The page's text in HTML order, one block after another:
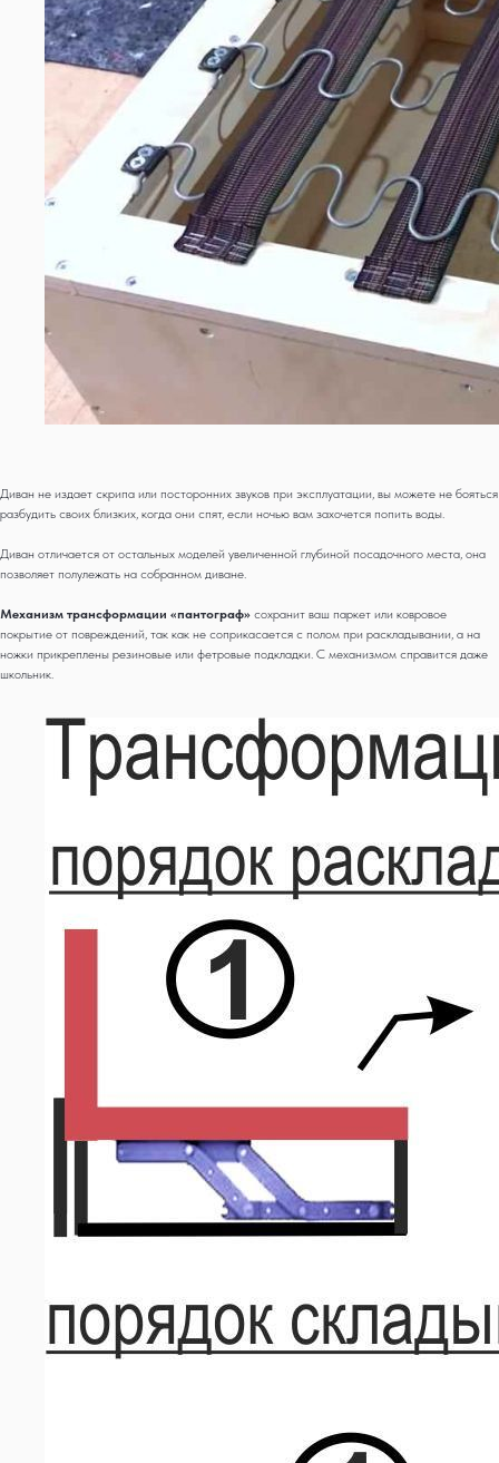
Диван не издает скрипа или посторонних звуков при эксплуатации, вы можете не бояться
разбудить своих близких, когда они спят, если ночью вам захочется попить воды.
Диван отличается от остальных моделей увеличенной глубиной посадочного места, она
позволяет полулежать на собранном диване.
Механизм трансформации «пантограф» сохранит ваш паркет или ковровое
покрытие от повреждений, так как не соприкасается с полом при раскладывании, а на
ножки прикреплены резиновые или фетровые подкладки. С механизмом справится даже
школьник.